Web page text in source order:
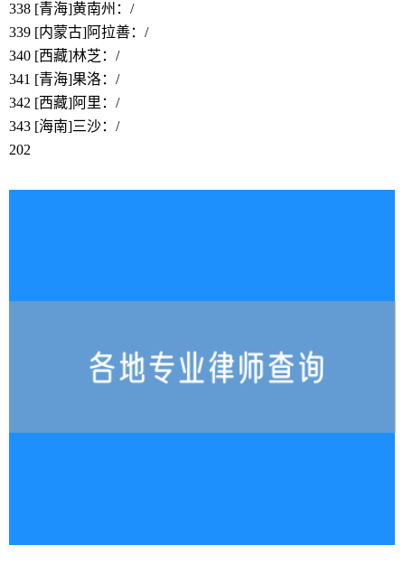
338 [青海]黄南州：/
339 [内蒙古]阿拉善：/
340 [西藏]林芝 ：/
341 [青海]果洛：/
342 [西藏]阿里 ：/
343 [海南]三沙：/
202